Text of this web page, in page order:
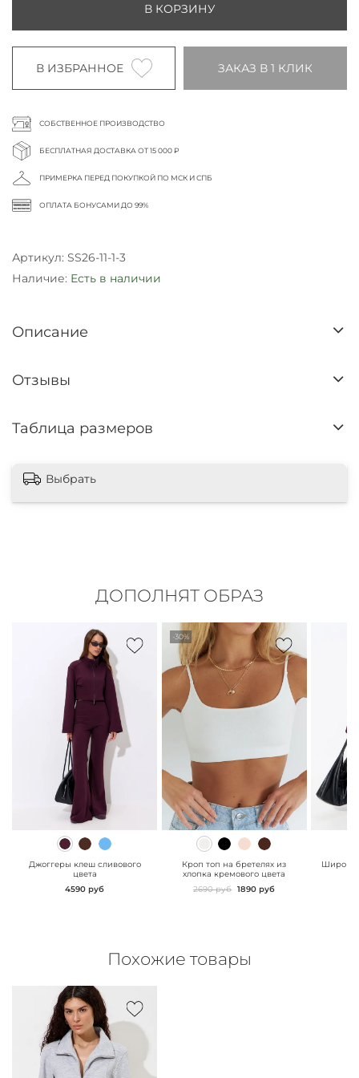
В КОРЗИНУ
В ИЗБРАННОЕ ЗАКАЗ В 1 КЛИК
СОБСТВЕННОЕ ПРОИЗВОДСТВО
БЕСПЛАТНАЯ ДОСТАВКА ОТ 15 000 ₽
ПРИМЕРКА ПЕРЕД ПОКУПКОЙ ПО МСК И СПБ
ОПЛАТА БОНУСАМИ ДО 99%
Артикул: SS26-11-1-3
Наличие: Есть в наличии
Описание
Отзывы
Таблица размеров
Выбрать
ДОПОЛНЯТ ОБРАЗ
" class="js-prevent-
images">
Джоггеры клеш сливового
цвета
4590 руб
-30%
" class="js-prevent-
images">
Кроп топ на бретелях из
хлопка кремового цвета
2690 руб 1890 руб
Похожие товары